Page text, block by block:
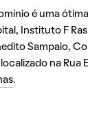
é uma
Instituto F
Sampaio,
na Rua
.